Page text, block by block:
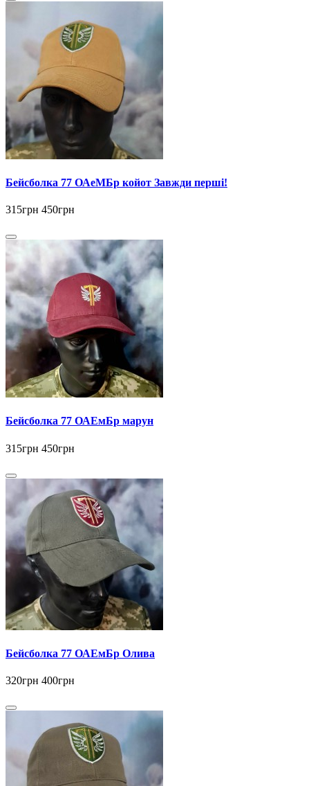
Бейсболка 77 ОАеМБр койот Завжди перші!
315грн 450грн
Бейсболка 77 ОАЕмБр марун
315грн 450грн
Бейсболка 77 ОАЕмБр Олива
320грн 400грн